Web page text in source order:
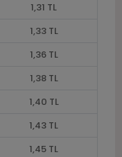
1,31 TL
1,33 TL
1,36 TL
1,38 TL
1,40 TL
1,43 TL
1,45 TL